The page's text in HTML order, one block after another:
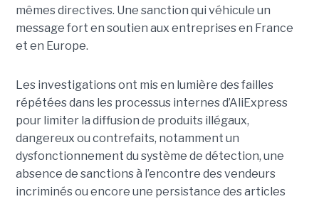
mêmes directives. Une sanction qui véhicule un
message fort en soutien aux entreprises en France
et en Europe.
Les investigations ont mis en lumière des failles
répétées dans les processus internes d’AliExpress
pour limiter la diffusion de produits illégaux,
dangereux ou contrefaits, notamment un
dysfonctionnement du système de détection, une
absence de sanctions à l’encontre des vendeurs
incriminés ou encore une persistance des articles